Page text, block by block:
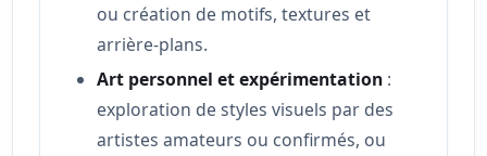
ou création de motifs, textures et
arrière-plans.
Art personnel et expérimentation :
exploration de styles visuels par des
artistes amateurs ou confirmés, ou